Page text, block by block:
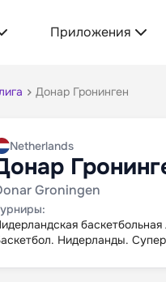
Приложения
Донар Гронинген
Netherlands
Groningen
баскетбольная
Нидерланды.